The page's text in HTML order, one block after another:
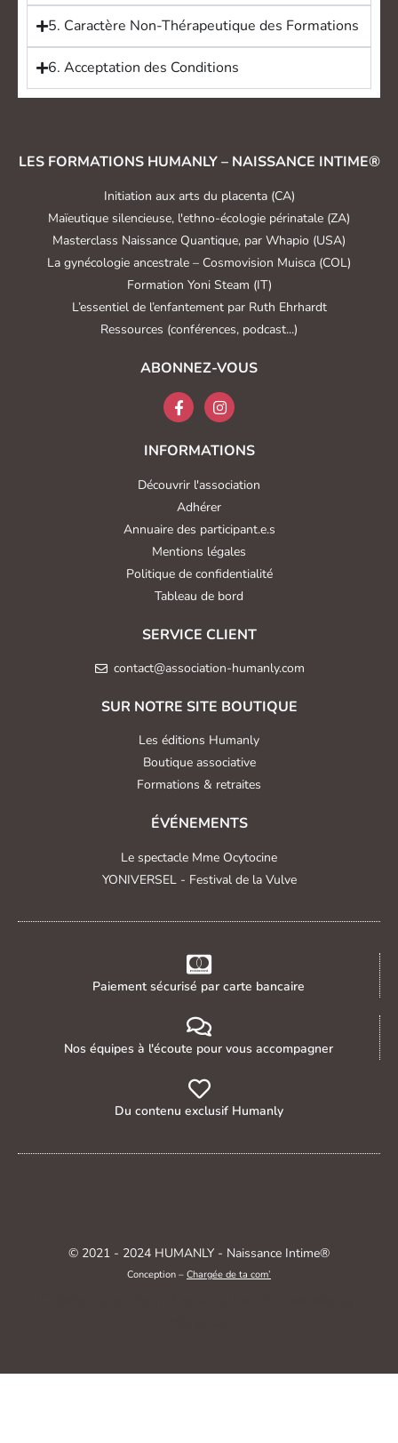
5. Caractère Non-Thérapeutique des Formations
6. Acceptation des Conditions
LES FORMATIONS HUMANLY – NAISSANCE INTIME®
Initiation aux arts du placenta (CA)
Maïeutique silencieuse, l'ethno-écologie périnatale (ZA)
Masterclass Naissance Quantique, par Whapio (USA)
La gynécologie ancestrale – Cosmovision Muisca (COL)
Formation Yoni Steam (IT)
L’essentiel de l’enfantement par Ruth Ehrhardt
Ressources (conférences, podcast...)
ABONNEZ-VOUS
INFORMATIONS
Découvrir l'association
Adhérer
Annuaire des participant.e.s
Mentions légales
Politique de confidentialité
Tableau de bord
SERVICE CLIENT
contact@association-humanly.com
SUR NOTRE SITE BOUTIQUE
Les éditions Humanly
Boutique associative
Formations & retraites
ÉVÉNEMENTS
Le spectacle Mme Ocytocine
YONIVERSEL - Festival de la Vulve
Paiement sécurisé par carte bancaire
Nos équipes à l'écoute pour vous accompagner
Du contenu exclusif Humanly
© 2021 - 2024 HUMANLY - Naissance Intime®
Conception – Chargée de ta com’